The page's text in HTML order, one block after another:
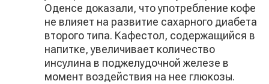
Оденсе доказали, что употребление кофе
не влияет на развитие сахарного диабета
второго типа. Кафестол, содержащийся в
напитке, увеличивает количество
инсулина в поджелудочной железе в
момент воздействия на нее глюкозы.